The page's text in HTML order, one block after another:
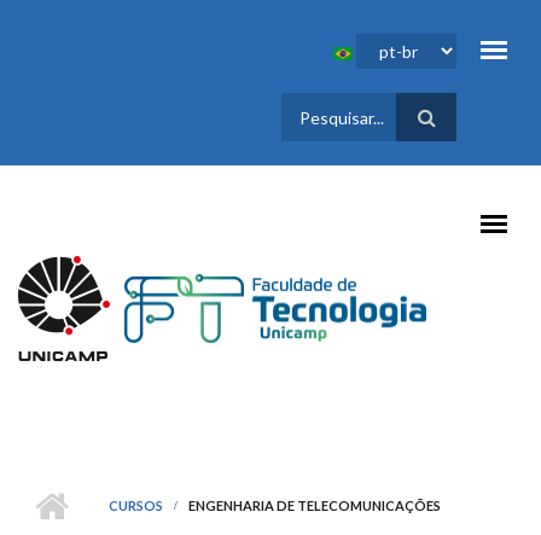
FORMULÁRIO
DE BUSCA
CURSOS ENGENHARIA DE TELECOMUNICAÇÕES